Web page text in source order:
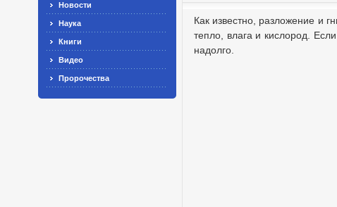
Новости
Наука
Книги
Видео
Пророчества
Как известно, разложение и
тепло, влага и кислород.
надолго.